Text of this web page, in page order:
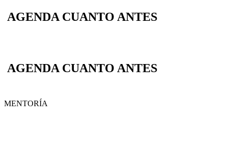
AGENDA CUANTO ANTES
AGENDA CUANTO ANTES
MENTORÍA